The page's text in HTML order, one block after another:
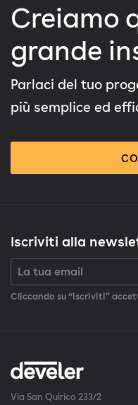
Creiamo
grande
Parlaci del tuo
più semplice ed
Iscriviti alla
Cliccando su “iscriviti”
Via San Quirico 233/2